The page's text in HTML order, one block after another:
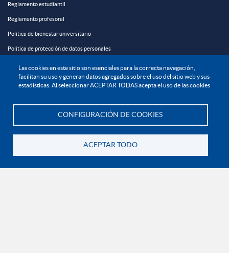
Las cookies en este sitio son esenciales para la correcta navegación,
facilitan su uso y generan datos agregados sobre el uso del sitio web y sus
estadísticas. Al seleccionar ACEPTAR TODAS acepta el uso de las cookies
CONFIGURACIÓN DE COOKIES
ACEPTAR TODO
Reglamento estudiantil
Reglamento profesoral
Política de bienestar universitario
Política de protección de datos personales
EXPLORA